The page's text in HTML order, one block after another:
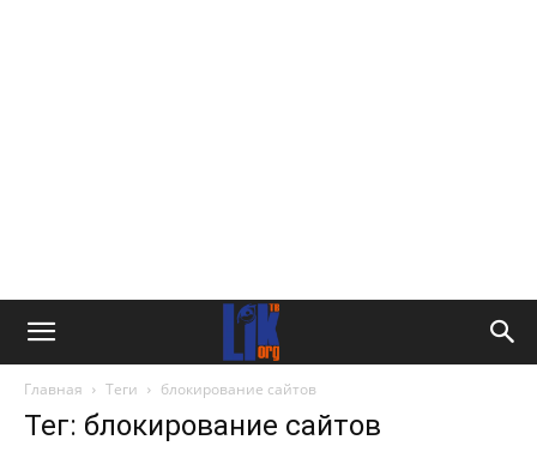
Главная Теги блокирование сайтов
Тег: блокирование сайтов